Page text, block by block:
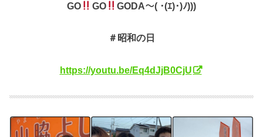
GO GO GODA〜( ･(ｴ)･)ﾉ)))
＃昭和の日
https://youtu.be/Eq4dJjB0CjU